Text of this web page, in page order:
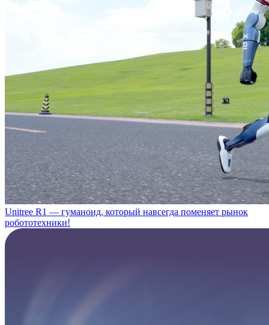
Unitree R1 — гуманоид, который навсегда поменяет рынок
робототехники!